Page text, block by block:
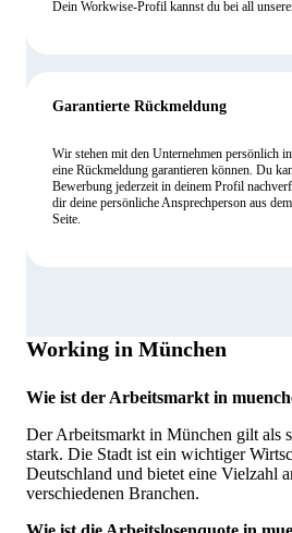
Dein Workwise-Profil kannst du bei all
Garantierte Rückmeldung
Wir stehen mit den Unternehmen persönlich
eine Rückmeldung garantieren können. Du
Bewerbung jederzeit in deinem Profil
dir deine persönliche Ansprechperson aus
Seite.
Working in München
Wie ist der Arbeitsmarkt in
Der Arbeitsmarkt in München gilt als
stark. Die Stadt ist ein wichtiger
Deutschland und bietet eine Vielzahl
verschiedenen Branchen.